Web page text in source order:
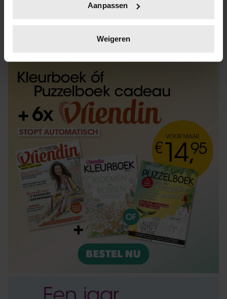
scannen op specifieke eigenschappen (fingerprinting)
verwerkt en stel uw voorkeuren in het
intrekken in de Cookieverklaring.
We gebruiken cookies om content en advertenties te
personaliseren, om functies voor social media te bieden
en om ons websiteverkeer te analyseren. Ook delen we
informatie over uw gebruik van onze site met onze
partners voor social media, adverteren en analyse. Deze
partners kunnen deze gegevens combineren met andere
informatie die u aan ze heeft verstrekt of die ze hebben
verzameld op basis van uw gebruik van hun services. U
gaat akkoord met onze cookies als u onze website blijft
gebruiken.
Aanpassen
Weigeren